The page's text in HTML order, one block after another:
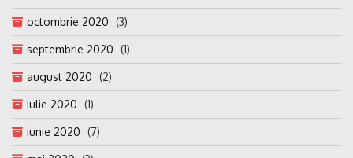
octombrie 2020 (3)
septembrie 2020 (1)
august 2020 (2)
iulie 2020 (1)
iunie 2020 (7)